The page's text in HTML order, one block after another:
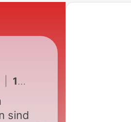
10 - #10 mit Michael Fischer von FISCHER AND FRIENDS
sind